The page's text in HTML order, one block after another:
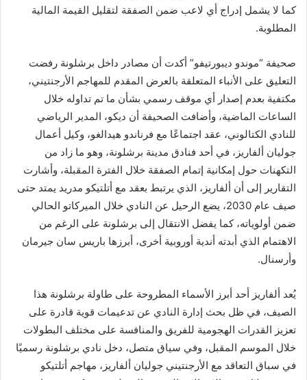
كما لا يشمل إدراج أي لاعب ضمن الصفقة لتقليل القيمة المالية
المطلوبة.
صحيفة “موندو ديبورتيفو” أكدت أن مصادر داخل برشلونة رفضت
التعليق على الأنباء المتعلقة بالعرض المقدم للمهاجم الأرجنتيني،
مكتفية بعدم إصدار أي موقف رسمي بشأن ما تم تداوله خلال
الساعات الماضية، وأضافت الصحيفة أن ديكو، المدير الرياضي
للنادي الكتالوني، عقد اجتماعًا مع فرناندو هيدالغو، وكيل أعمال
جوليان ألفاريز، في أحد فنادق مدينة برشلونة، وهو ما زاد من
التكهنات حول إمكانية إتمام الصفقة خلال الفترة المقبلة، وأشارت
التقارير إلى أن ألفاريز، الذي يرتبط بعقد مع أتلتيكو مدريد يمتد حتى
صيف عام 2030، يضع الرحيل عن النادي خلال الميركاتو الحالي
ضمن أولوياته، كما يفضل الانتقال إلى برشلونة على الرغم من
الاهتمام الذي أبدته أندية أوروبية أخرى، أبرزها باريس سان جيرمان
وأرسنال.
يُعد ألفاريز أحد أبرز الأسماء المطروحة على طاولة برشلونة هذا
الصيف، في ظل بحث إدارة النادي عن تدعيمات قوية قادرة على
تعزيز القدرات الهجومية للفريق والمنافسة على مختلف البطولات
خلال الموسم المقبل، وفي سياق متصل، دخل نادي برشلونة رسميًا
في سباق التعاقد مع الأرجنتيني جوليان ألفاريز، مهاجم أتلتيكو